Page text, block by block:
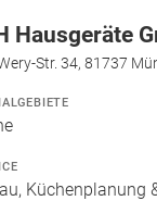
Hausgeräte
Str. 34, 81737
Küchenplanung